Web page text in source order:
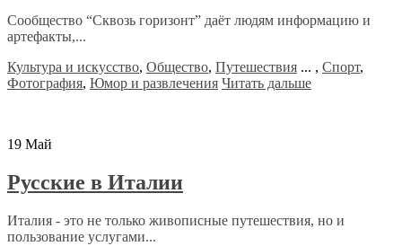
Сообщество “Сквозь горизонт” даёт людям информацию и
артефакты,...
Культура и искусство, Общество, Путешествия ... , Спорт,
Фотография, Юмор и развлечения Читать дальше
19 Май
Русские в Италии
Италия - это не только живописные путешествия, но и
пользование услугами...